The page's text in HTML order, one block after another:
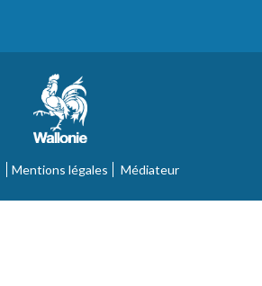
Mentions légales Médiateur